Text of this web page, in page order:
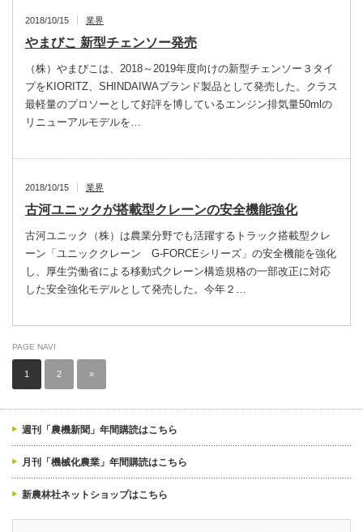
2018/10/15 業界
やまびこ 新型チェンソー発売
（株）やまびこは、2018～2019年度向けの新型チェンソー３タイ
プをKIORITZ、SHINDAIWAブランド製品として発売した。クラス
最軽量のプロソーとして好評を博しているエンジン排気量50mlの
リニューアルモデルを…
2018/10/15 業界
古河ユニックが搭載型クレーンの安全機能強化
古河ユニック（株）は農業分野でも活躍するトラック搭載型クレ
ーン「ユニッククレーン G-FORCEシリーズ」の安全機能を強化
し、厚生労働省による移動式クレーン構造規格の一部改正に対応
した安全強化モデルとして発売した。今年２…
PAGE NAVI
1 2 »
週刊「農機新聞」年間購読はこちら
月刊「機械化農業」年間購読はこちら
新農林社ネットショップはこちら